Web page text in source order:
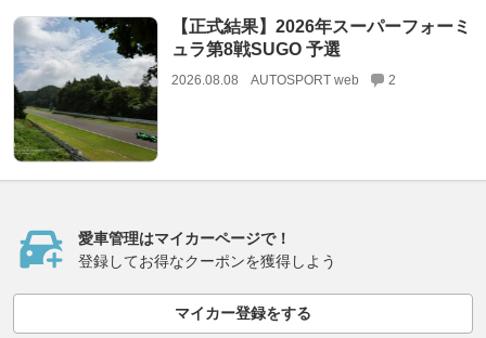
【正式結果】2026年スーパーフォーミ
ュラ第8戦SUGO 予選
2026.08.08 AUTOSPORT web 2
愛車管理はマイカーページで！
登録してお得なクーポンを獲得しよう
マイカー登録をする